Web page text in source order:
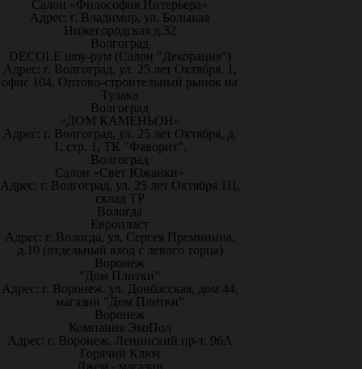
Салон «Философия Интерьера»
Адрес: г. Владимир, ул. Большая
Нижегородская д.32
Волгоград
DECOLE шоу-рум (Салон "Декорация")
Адрес: г. Волгоград, ул. 25 лет Октября, 1,
офис 104. Оптово-строительный рынок на
Тулака
Волгоград
«ДОМ КАМЕНЬОН»
Адрес: г. Волгоград, ул. 25 лет Октября, д.
1, стр. 1, ТК "Фаворит".
Волгоград
Салон «Свет Южанки»
Адрес: г. Волгоград, ул. 25 лет Октября 1Ц,
склад ТР
Вологда
Европласт
Адрес: г. Вологда, ул. Сергея Преминина,
д.10 (отдельный вход с левого торца)
Воронеж
"Дом Плитки"
Адрес: г. Воронеж. ул. Донбасская, дом 44,
магазин "Дом Плитки"
Воронеж
Компания ЭкоПол
Адрес: г. Воронеж, Ленинский пр-т, 96А
Горячий Ключ
Джем - магазин